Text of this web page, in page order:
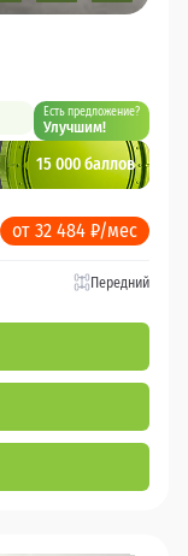
Есть предложение?
Улучшим!
15 000 баллов
от 32 484 ₽/мес
Передний